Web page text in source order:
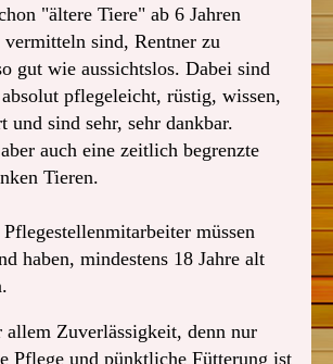
"ältere Tiere" ab 6 Jahren
sind, Rentner zu
gut wie aussichtslos. Dabei sind
pflegeleicht, rüstig, wissen,
und sind sehr, sehr dankbar.
auch eine zeitlich begrenzte
Tieren.
müssen
haben, mindestens 18 Jahre alt
Zuverlässigkeit, denn nur
Pflege und pünktliche Fütterung ist